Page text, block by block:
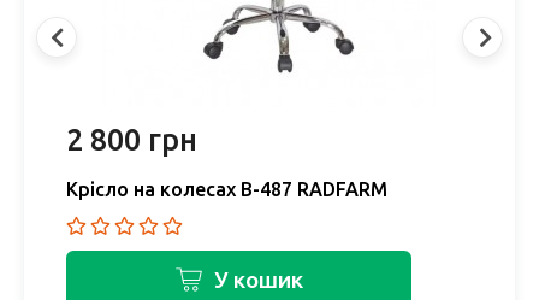
2 800 грн
Крісло на колесах B-487 RADFARM
У кошик